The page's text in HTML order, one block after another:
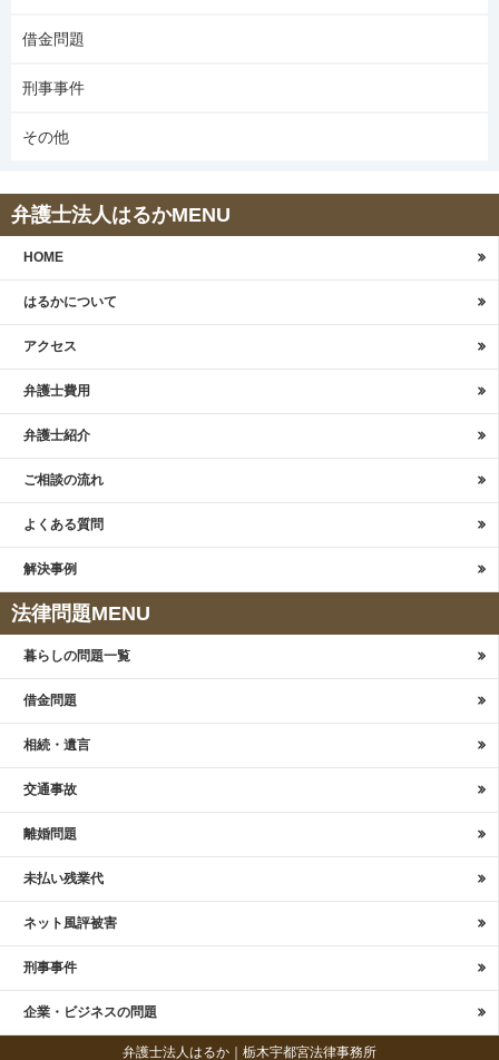
借金問題
刑事事件
その他
弁護士法人はるかMENU
HOME
はるかについて
アクセス
弁護士費用
弁護士紹介
ご相談の流れ
よくある質問
解決事例
法律問題MENU
暮らしの問題一覧
借金問題
相続・遺言
交通事故
離婚問題
未払い残業代
ネット風評被害
刑事事件
企業・ビジネスの問題
弁護士法人はるか｜栃木宇都宮法律事務所